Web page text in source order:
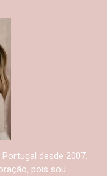
desde 2007.
pois sou